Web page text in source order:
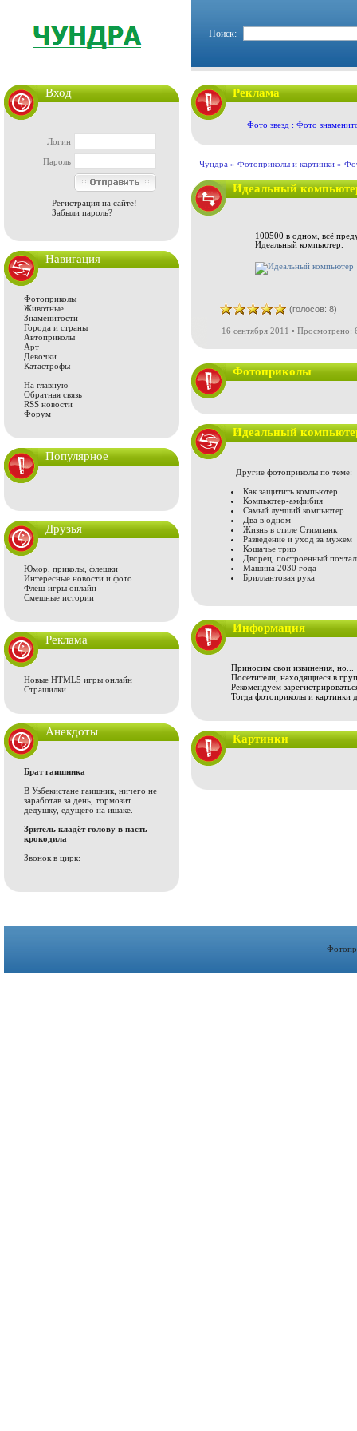
Поиск:
Вход
Логин
Пароль
Регистрация на сайте!
Забыли пароль?
Навигация
Фотоприколы
Животные
Знаменитости
Города и страны
Автоприколы
Арт
Девочки
Катастрофы
На главную
Обратная связь
RSS новости
Форум
Популярное
Друзья
Юмор, приколы, флешки
Интересные новости и фото
Флеш-игры онлайн
Смешные истории
Реклама
Новые HTML5 игры онлайн
Страшилки
Анекдоты
Брат гаишника
В Узбекистане гаишник, ничего не
заработав за день, тормозит
дедушку, едущего на ишаке.
Зритель кладёт голову в пасть
крокодила
Звонок в цирк:
Реклама
Фото звезд : Фото
Чундра » Фотоприколы и картинки »
Идеальный
100500 в одном, всё
Идеальный компьютер.
(голосов: 8)
16 сентября 2011 • Просмотрено:
Фотоприколы
Идеальный
Другие фотоприколы по теме:
Как защитить компьютер
Компьютер-амфибия
Самый лучший компьютер
Два в одном
Жизнь в стиле Стимпанк
Разведение и уход за мужем
Кошачье трио
Дворец, построенный
Машина 2030 года
Бриллантовая рука
Информация
Приносим свои извинения, но...
Посетители, находящиеся в
Рекомендуем
Тогда фотоприколы и картинки
Картинки